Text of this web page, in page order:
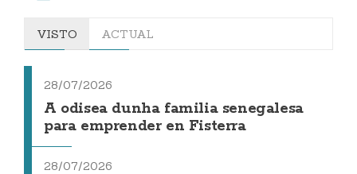
VISTO ACTUAL
28/07/2026
A odisea dunha familia senegalesa
para emprender en Fisterra
28/07/2026